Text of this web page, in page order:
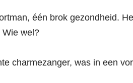
één brok gezondheid.
Wie wel?
charmezanger, was in een